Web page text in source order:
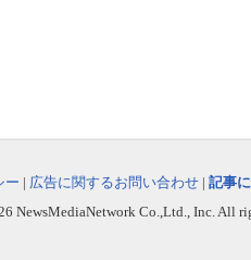
ー | 広告に関するお問い合わせ | 記事
NewsMediaNetwork Co.,Ltd., Inc. All